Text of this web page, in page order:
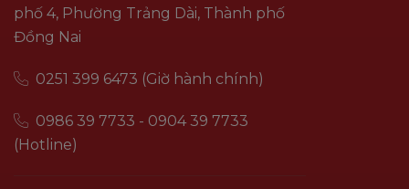
phố 4, Phường Trảng Dài, Thành phố
Đồng Nai
0251 399 6473 (Giờ hành chính)
0986 39 7733 - 0904 39 7733
(Hotline)